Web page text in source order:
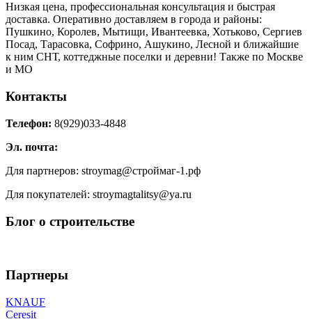
Низкая цена, профессиональная консультация и быстрая
доставка. Оперативно доставляем в города и районы:
Пушкино, Королев, Мытищи, Ивантеевка, Хотьково, Сергиев
Посад, Тарасовка, Софрино, Ашукино, Лесной и ближайшие
к ним СНТ, коттеджные поселки и деревни! Также по Москве
и МО
Контакты
Телефон: 8(929)033-4848
Эл. почта:
Для партнеров: stroymag@строймаг-1.рф
Для покупателей: stroymagtalitsy@ya.ru
Блог о строительстве
Партнеры
KNAUF
Ceresit